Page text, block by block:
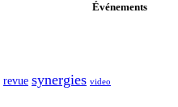
Événements
revue synergies video